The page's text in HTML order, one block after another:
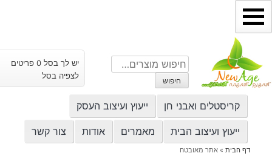
דילוג
לתוכן
חיפוש
עבור:
חיפוש
יש לך בסל 0 פריטים
לצפיה בסל
קריסטלים ואבני חן ייעוץ ועיצוב העסק
ייעוץ ועיצוב הבית מאמרים אודות צור קשר
דף הבית» אתר מאובטח